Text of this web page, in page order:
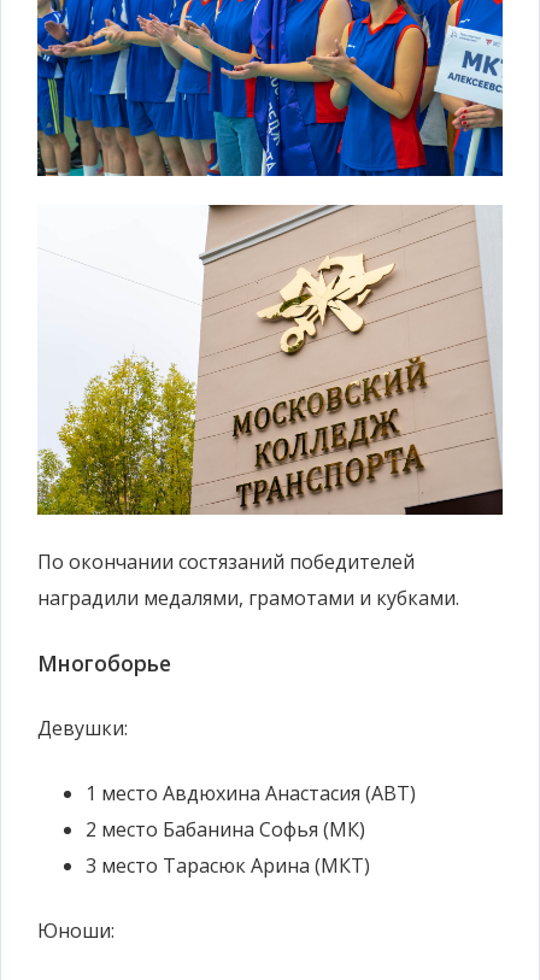
По окончании состязаний победителей
наградили медалями, грамотами и кубками.
Многоборье
Девушки:
1 место Авдюхина Анастасия (АВТ)
2 место Бабанина Софья (МК)
3 место Тарасюк Арина (МКТ)
Юноши: